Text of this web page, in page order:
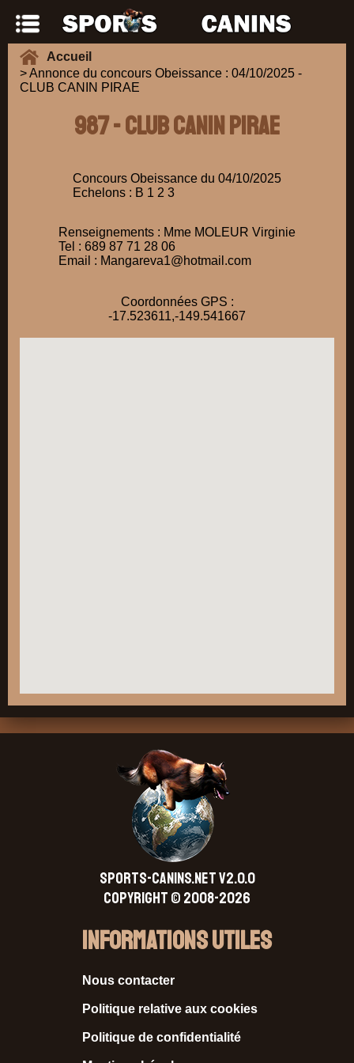
Accueil
> Annonce du concours Obeissance : 04/10/2025 -
CLUB CANIN PIRAE
987 - CLUB CANIN PIRAE
Concours Obeissance du 04/10/2025
Echelons : B 1 2 3
Renseignements : Mme MOLEUR Virginie
Tel : 689 87 71 28 06
Email : Mangareva1@hotmail.com
Coordonnées GPS :
-17.523611,-149.541667
SPORTS-CANINS.NET V2.0.0
Copyright © 2008-2026
Informations Utiles
Nous contacter
Politique relative aux cookies
Politique de confidentialité